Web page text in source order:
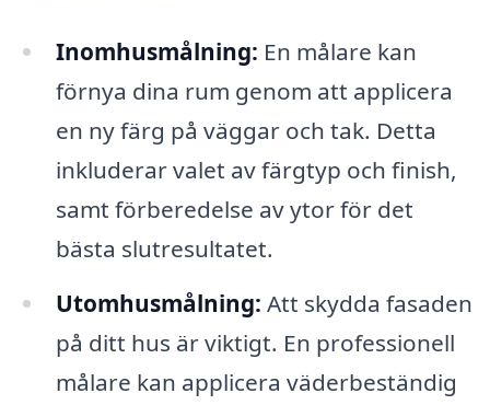
Inomhusmålning: En målare kan
förnya dina rum genom att applicera
en ny färg på väggar och tak. Detta
inkluderar valet av färgtyp och finish,
samt förberedelse av ytor för det
bästa slutresultatet.
Utomhusmålning: Att skydda fasaden
på ditt hus är viktigt. En professionell
målare kan applicera väderbeständig